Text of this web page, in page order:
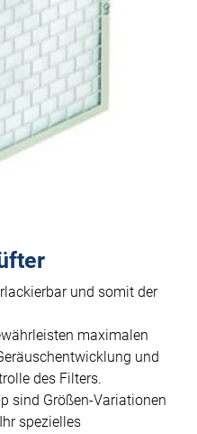
und somit der
maximalen
und
des Filters.
sind Größen-Variationen
spezielles